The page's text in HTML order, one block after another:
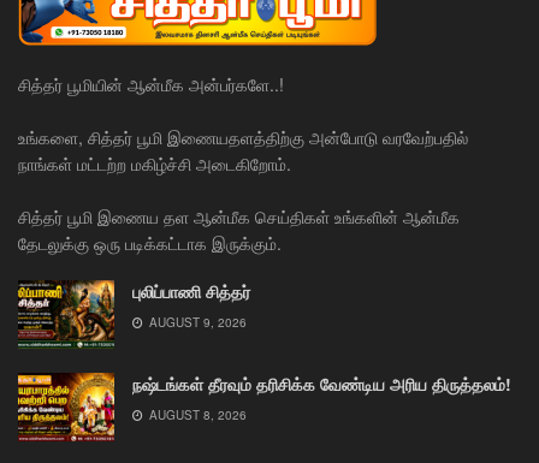
சித்தர் பூமியின் ஆன்மீக அன்பர்களே..!
உங்களை, சித்தர் பூமி இணையதளத்திற்கு அன்போடு வரவேற்பதில்
நாங்கள் மட்டற்ற மகிழ்ச்சி அடைகிறோம்.
சித்தர் பூமி இணைய தள ஆன்மீக செய்திகள் உங்களின் ஆன்மீக
தேடலுக்கு ஒரு படிக்கட்டாக இருக்கும்.
புலிப்பாணி சித்தர்
AUGUST 9, 2026
நஷ்டங்கள் தீரவும் தரிசிக்க வேண்டிய அரிய திருத்தலம்!
AUGUST 8, 2026